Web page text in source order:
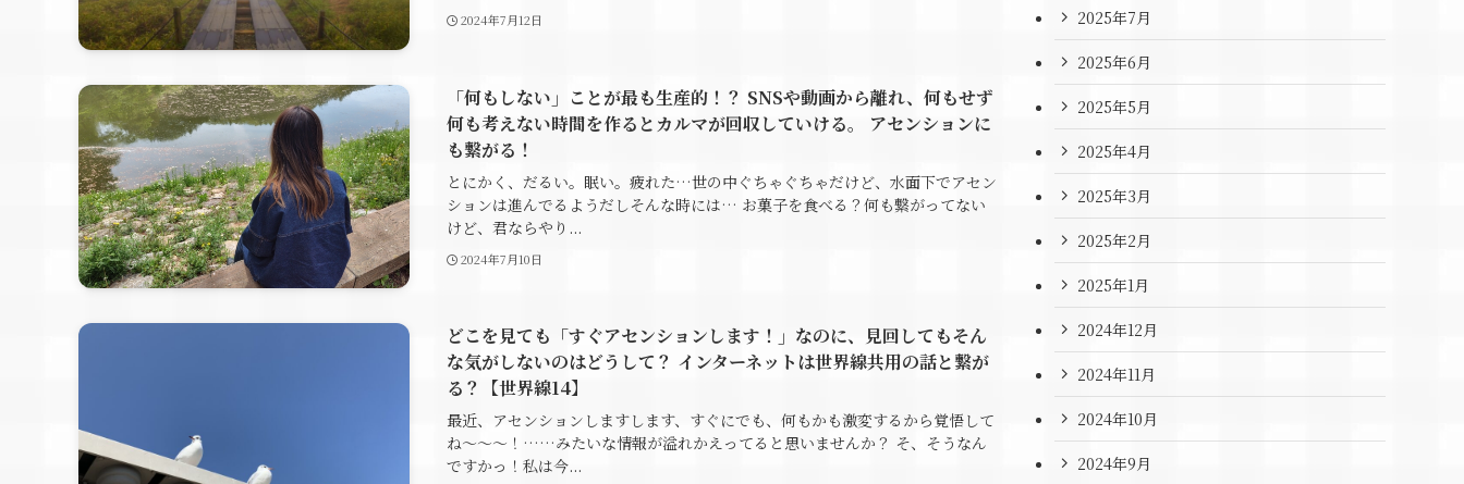
2024年7月12日
「何もしない」ことが最も生産的！？ SNSや動画から離れ、何もせず
何も考えない時間を作るとカルマが回収していける。 アセンションに
も繋がる！
とにかく、だるい。眠い。疲れた…世の中ぐちゃぐちゃだけど、水面下でアセン
ションは進んでるようだしそんな時には… お菓子を食べる？何も繋がってない
けど、君ならやり...
2024年7月10日
どこを見ても「すぐアセンションします！」なのに、見回してもそん
な気がしないのはどうして？ インターネットは世界線共用の話と繋が
る？【世界線14】
最近、アセンションしますします、すぐにでも、何もかも激変するから覚悟して
ね～～～！……みたいな情報が溢れかえってると思いませんか？ そ、そうなん
ですかっ！私は今...
2025年7月
2025年6月
2025年5月
2025年4月
2025年3月
2025年2月
2025年1月
2024年12月
2024年11月
2024年10月
2024年9月